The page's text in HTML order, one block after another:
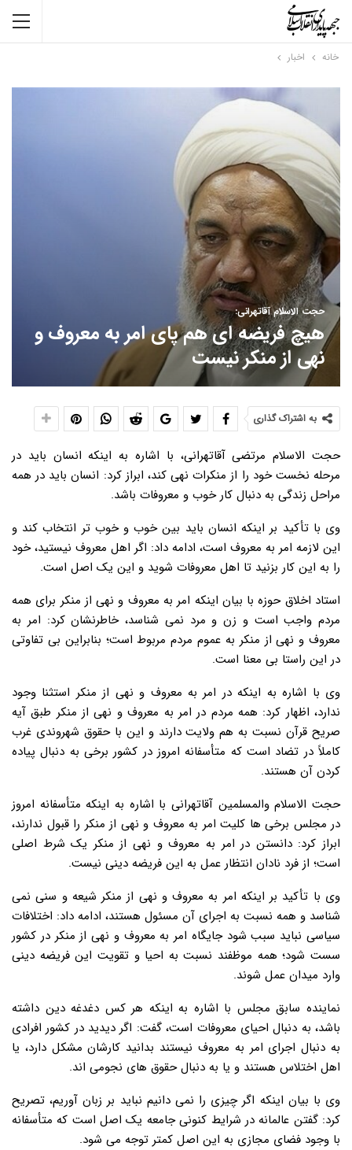
خانه اخبار
حجت الاسلام آقاتهرانی:
هیچ فریضه ای هم پای امر به معروف و
نهی از منکر نیست
به اشتراک گذاری
حجت الاسلام مرتضی آقاتهرانی، با اشاره به اینکه انسان باید در
مرحله نخست خود را از منکرات نهی کند، ابراز کرد: انسان باید در همه
مراحل زندگی به دنبال کار خوب و معروفات باشد.
وی با تأکید بر اینکه انسان باید بین خوب و خوب تر انتخاب کند و
این لازمه امر به معروف است، ادامه داد: اگر اهل معروف نیستید، خود
را به این کار بزنید تا اهل معروفات شوید و این یک اصل است.
استاد اخلاق حوزه با بیان اینکه امر به معروف و نهی از منکر برای همه
مردم واجب است و زن و مرد نمی شناسد، خاطرنشان کرد: امر به
معروف و نهی از منکر به عموم مردم مربوط است؛ بنابراین بی تفاوتی
در این راستا بی معنا است.
وی با اشاره به اینکه در امر به معروف و نهی از منکر استثنا وجود
ندارد، اظهار کرد: همه مردم در امر به معروف و نهی از منکر طبق آیه
صریح قرآن نسبت به هم ولایت دارند و این با حقوق شهروندی غرب
کاملاً در تضاد است که متأسفانه امروز در کشور برخی به دنبال پیاده
کردن آن هستند.
حجت الاسلام والمسلمین آقاتهرانی با اشاره به اینکه متأسفانه امروز
در مجلس برخی ها کلیت امر به معروف و نهی از منکر را قبول ندارند،
ابراز کرد: دانستن در امر به معروف و نهی از منکر یک شرط اصلی
است؛ از فرد نادان انتظار عمل به این فریضه دینی نیست.
وی با تأکید بر اینکه امر به معروف و نهی از منکر شیعه و سنی نمی
شناسد و همه نسبت به اجرای آن مسئول هستند، ادامه داد: اختلافات
سیاسی نباید سبب شود جایگاه امر به معروف و نهی از منکر در کشور
سست شود؛ همه موظفند نسبت به احیا و تقویت این فریضه دینی
وارد میدان عمل شوند.
نماینده سابق مجلس با اشاره به اینکه هر کس دغدغه دین داشته
باشد، به دنبال احیای معروفات است، گفت: اگر دیدید در کشور افرادی
به دنبال اجرای امر به معروف نیستند بدانید کارشان مشکل دارد، یا
اهل اختلاس هستند و یا به دنبال حقوق های نجومی اند.
وی با بیان اینکه اگر چیزی را نمی دانیم نباید بر زبان آوریم، تصریح
کرد: گفتن عالمانه در شرایط کنونی جامعه یک اصل است که متأسفانه
با وجود فضای مجازی به این اصل کمتر توجه می شود.